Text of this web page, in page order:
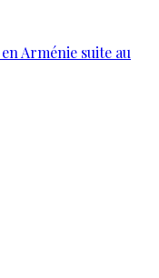
Arménie suite au